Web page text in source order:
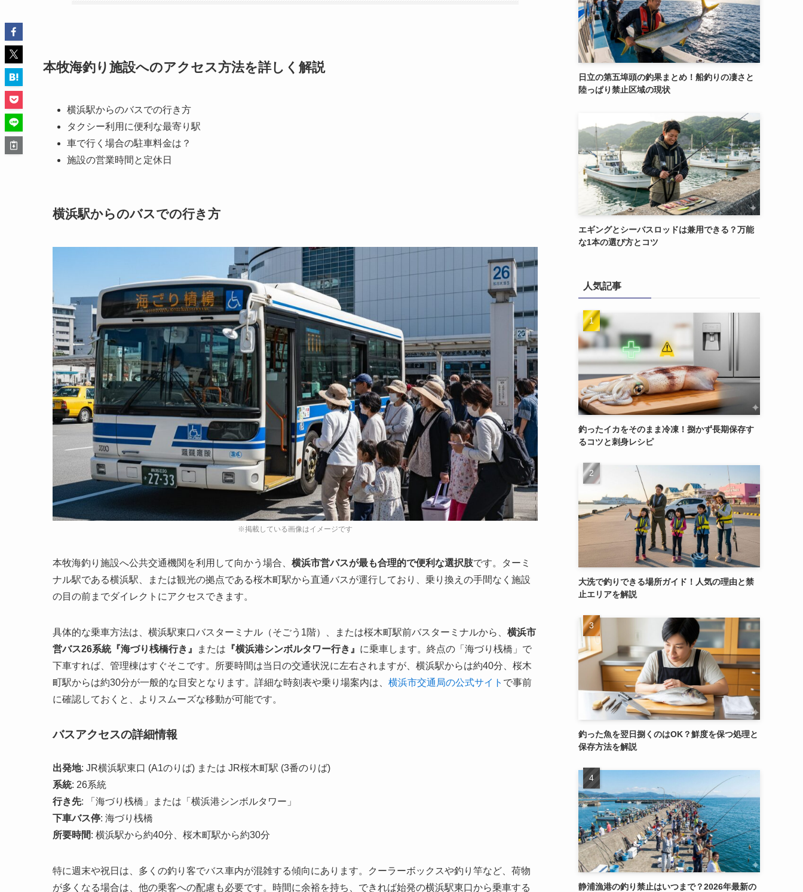
本牧海釣り施設へのアクセス方法を詳しく解説
横浜駅からのバスでの行き方
タクシー利用に便利な最寄り駅
車で行く場合の駐車料金は？
施設の営業時間と定休日
横浜駅からのバスでの行き方
本牧海釣り施設へ公共交通機関を利用して向かう場合、 横浜市営バスが最も合理的で便利な選択肢です。ターミ
ナル駅である横浜駅、または観光の拠点である桜木町駅から直通バスが運行しており、乗り換えの手間なく施設
の目の前までダイレクトにアクセスできます。
具体的な乗車方法は、横浜駅東口バスターミナル（そごう1階）、または桜木町駅前バスターミナルから、 横浜市
営バス26系統『海づり桟橋行き』
または 『横浜港シンボルタワー行き』 に乗車します。終点の「海づり桟橋」で
下車すれば、管理棟はすぐそこです。所要時間は当日の交通状況に左右されますが、 横浜駅からは約40分、桜木
町駅からは約30分が一般的な目安となります。詳細な時刻表や乗り場案内は、 横浜市交通局の公式サイト で事前
に確認しておくと、よりスムーズな移動が可能です。
バスアクセスの詳細情報
出発地: JR横浜駅東口 (A1のりば) または JR桜木町駅 (3番のりば)
系統: 26系統
行き先: 「海づり桟橋」または「横浜港シンボルタワー」
下車バス停: 海づり桟橋
所要時間: 横浜駅から約40分、桜木町駅から約30分
特に週末や祝日は、多くの釣り客でバス車内が混雑する傾向にあります。クーラーボックスや釣り竿など、荷物
が多くなる場合は、他の乗客への配慮も必要です。時間に余裕を持ち、できれば始発の横浜駅東口から乗車する
日立の第五埠頭の釣果まとめ！船釣りの凄さと
陸っぱり禁止区域の現状
エギングとシーバスロッドは兼用できる？万能
な1本の選び方とコツ
人気記事
釣ったイカをそのまま冷凍！捌かず長期保存す
るコツと刺身レシピ
大洗で釣りできる場所ガイド！人気の理由と禁
止エリアを解説
釣った魚を翌日捌くのはOK？鮮度を保つ処理と
保存方法を解説
静浦漁港の釣り禁止はいつまで？2026年最新の